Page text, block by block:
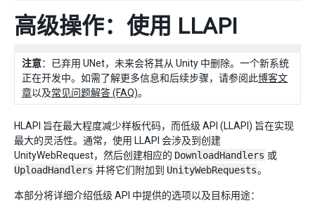
高级操作：使用 LLAPI
注意：已弃用 UNet，未来会将其从 Unity 中删除。一个新系统
正在开发中。如需了解更多信息和后续步骤，请参阅此博客文
章以及常见问题解答 (FAQ)。
HLAPI 旨在最大程度减少样板代码，而低级 API (LLAPI) 旨在实现
最大的灵活性。通常，使用 LLAPI 会涉及到创建
UnityWebRequest，然后创建相应的 DownloadHandlers 或
UploadHandlers 并将它们附加到 UnityWebRequests。
本部分将详细介绍低级 API 中提供的选项以及目标用途：